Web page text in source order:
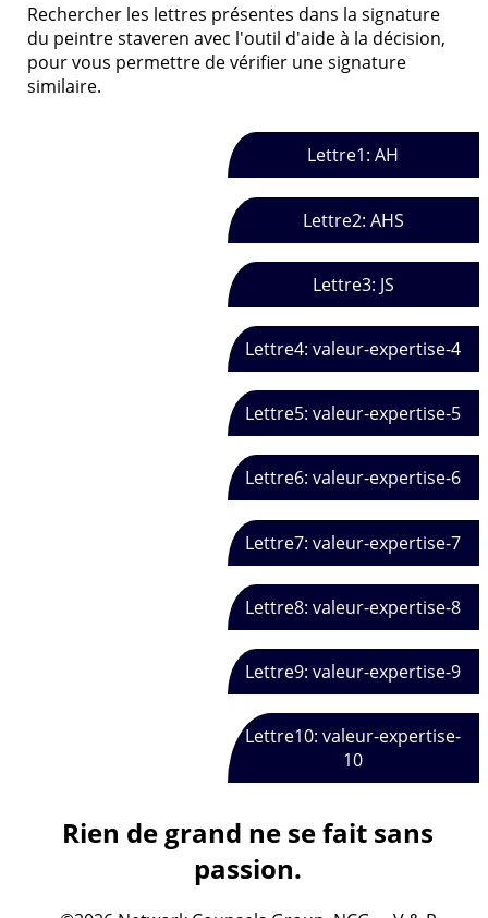
Rechercher les lettres présentes dans la signature
du peintre staveren avec l'outil d'aide à la décision,
pour vous permettre de vérifier une signature
similaire.
Lettre1: AH
Lettre2: AHS
Lettre3: JS
Lettre4: valeur-expertise-4
Lettre5: valeur-expertise-5
Lettre6: valeur-expertise-6
Lettre7: valeur-expertise-7
Lettre8: valeur-expertise-8
Lettre9: valeur-expertise-9
Lettre10: valeur-expertise-
10
Rien de grand ne se fait sans
passion.